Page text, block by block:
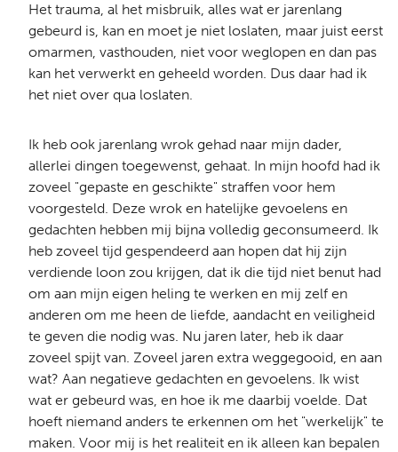
Het trauma, al het misbruik, alles wat er jarenlang
gebeurd is, kan en moet je niet loslaten, maar juist eerst
omarmen, vasthouden, niet voor weglopen en dan pas
kan het verwerkt en geheeld worden. Dus daar had ik
het niet over qua loslaten.
Ik heb ook jarenlang wrok gehad naar mijn dader,
allerlei dingen toegewenst, gehaat. In mijn hoofd had ik
zoveel "gepaste en geschikte" straffen voor hem
voorgesteld. Deze wrok en hatelijke gevoelens en
gedachten hebben mij bijna volledig geconsumeerd. Ik
heb zoveel tijd gespendeerd aan hopen dat hij zijn
verdiende loon zou krijgen, dat ik die tijd niet benut had
om aan mijn eigen heling te werken en mij zelf en
anderen om me heen de liefde, aandacht en veiligheid
te geven die nodig was. Nu jaren later, heb ik daar
zoveel spijt van. Zoveel jaren extra weggegooid, en aan
wat? Aan negatieve gedachten en gevoelens. Ik wist
wat er gebeurd was, en hoe ik me daarbij voelde. Dat
hoeft niemand anders te erkennen om het "werkelijk" te
maken. Voor mij is het realiteit en ik alleen kan bepalen